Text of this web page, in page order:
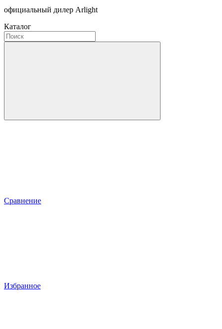
официальный дилер Arlight
Каталог
Сравнение
Избранное